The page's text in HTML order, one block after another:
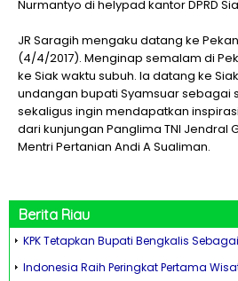
Nurmantyo di helypad kantor DPRD
JR Saragih mengaku datang ke
(4/4/2017). Menginap semalam di
ke Siak waktu subuh. Ia datang ke
undangan bupati Syamsuar sebagai
sekaligus ingin mendapatkan
dari kunjungan Panglima TNI Jendral
Mentri Pertanian Andi A Sualiman.
Berita Riau
KPK Tetapkan Bupati Bengkalis
Indonesia Raih Peringkat Pertama